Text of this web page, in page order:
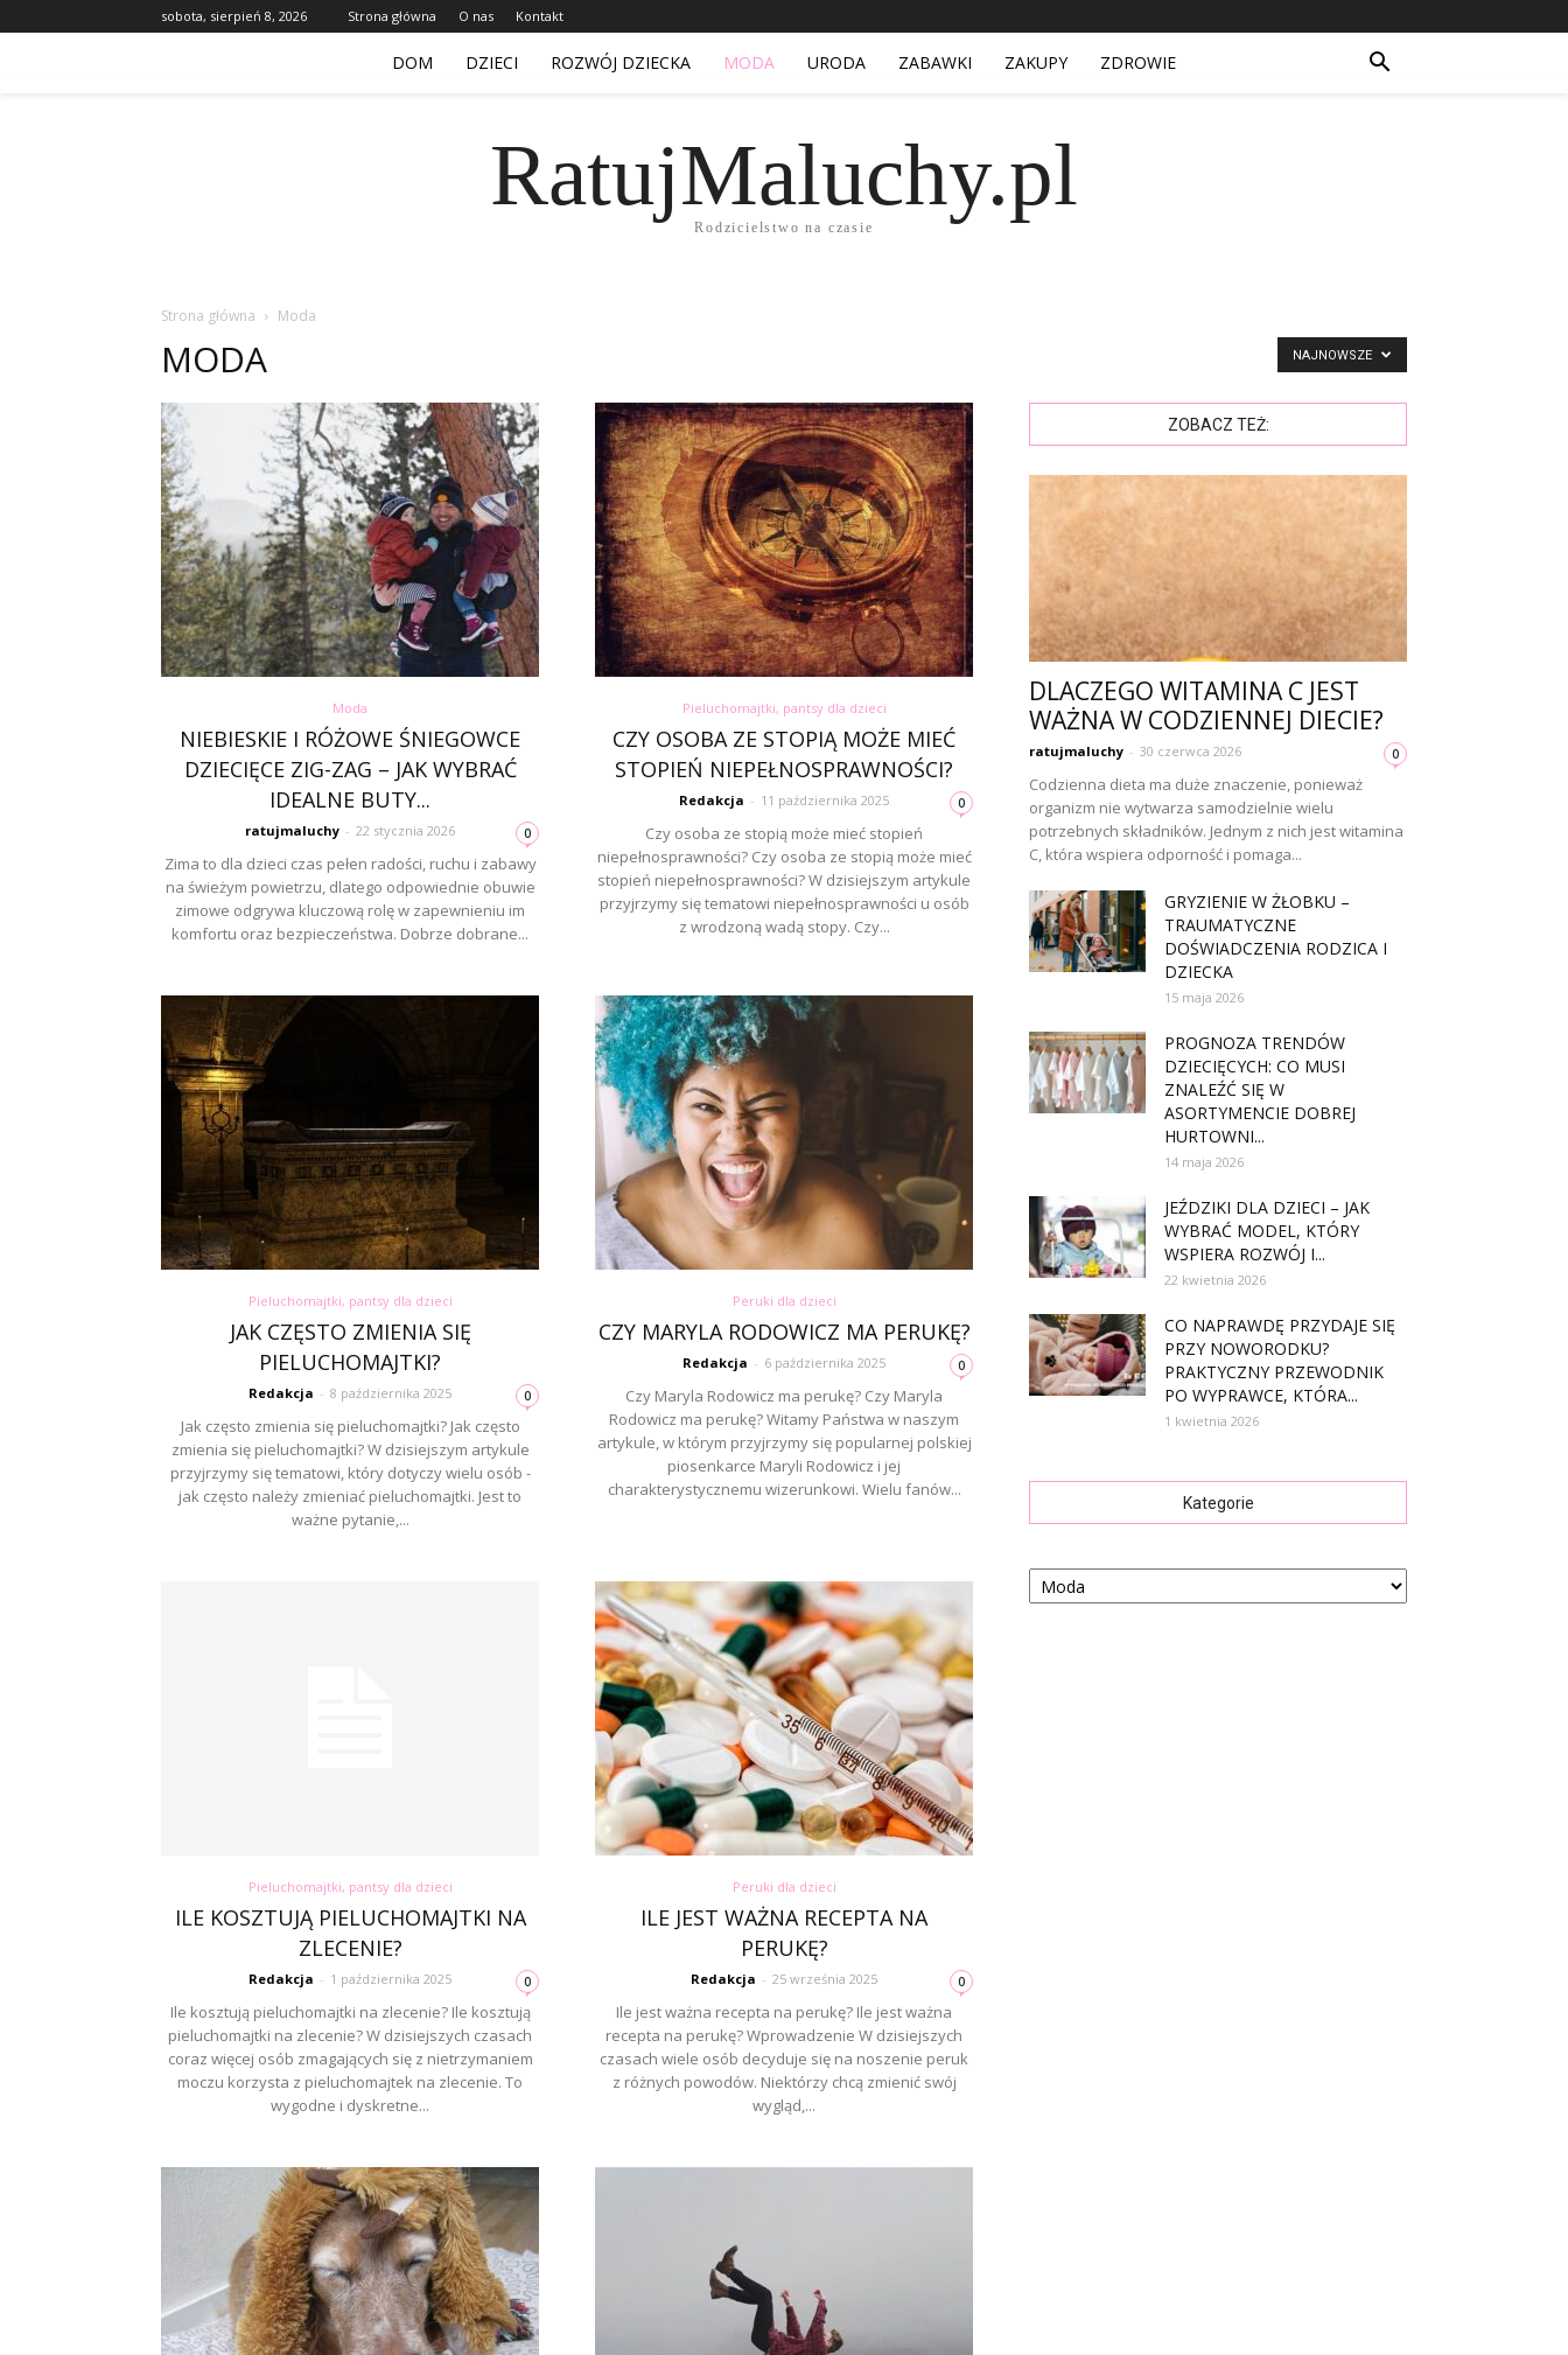
sobota, sierpień 8, 2026 Strona główna O nas Kontakt
DOM DZIECI ROZWÓJ DZIECKA MODA URODA ZABAWKI ZAKUPY ZDROWIE
RatujMaluchy.pl
Rodzicielstwo na czasie
Strona główna Moda
MODA NAJNOWSZE
Moda
NIEBIESKIE I RÓŻOWE ŚNIEGOWCE
DZIECIĘCE ZIG-ZAG – JAK WYBRAĆ
IDEALNE BUTY...
ratujmaluchy - 22 stycznia 2026 0
Zima to dla dzieci czas pełen radości, ruchu i zabawy
na świeżym powietrzu, dlatego odpowiednie obuwie
zimowe odgrywa kluczową rolę w zapewnieniu im
komfortu oraz bezpieczeństwa. Dobrze dobrane...
Pieluchomajtki, pantsy dla dzieci
CZY OSOBA ZE STOPIĄ MOŻE MIEĆ
STOPIEŃ NIEPEŁNOSPRAWNOŚCI?
Redakcja - 11 października 2025 0
Czy osoba ze stopią może mieć stopień
niepełnosprawności? Czy osoba ze stopią może mieć
stopień niepełnosprawności? W dzisiejszym artykule
przyjrzymy się tematowi niepełnosprawności u osób
z wrodzoną wadą stopy. Czy...
Pieluchomajtki, pantsy dla dzieci
JAK CZĘSTO ZMIENIA SIĘ
PIELUCHOMAJTKI?
Redakcja - 8 października 2025 0
Jak często zmienia się pieluchomajtki? Jak często
zmienia się pieluchomajtki? W dzisiejszym artykule
przyjrzymy się tematowi, który dotyczy wielu osób -
jak często należy zmieniać pieluchomajtki. Jest to
ważne pytanie,...
Peruki dla dzieci
CZY MARYLA RODOWICZ MA PERUKĘ?
Redakcja - 6 października 2025 0
Czy Maryla Rodowicz ma perukę? Czy Maryla
Rodowicz ma perukę? Witamy Państwa w naszym
artykule, w którym przyjrzymy się popularnej polskiej
piosenkarce Maryli Rodowicz i jej
charakterystycznemu wizerunkowi. Wielu fanów...
Pieluchomajtki, pantsy dla dzieci
ILE KOSZTUJĄ PIELUCHOMAJTKI NA
ZLECENIE?
Redakcja - 1 października 2025 0
Ile kosztują pieluchomajtki na zlecenie? Ile kosztują
pieluchomajtki na zlecenie? W dzisiejszych czasach
coraz więcej osób zmagających się z nietrzymaniem
moczu korzysta z pieluchomajtek na zlecenie. To
wygodne i dyskretne...
Peruki dla dzieci
ILE JEST WAŻNA RECEPTA NA
PERUKĘ?
Redakcja - 25 września 2025 0
Ile jest ważna recepta na perukę? Ile jest ważna
recepta na perukę? Wprowadzenie W dzisiejszych
czasach wiele osób decyduje się na noszenie peruk
z różnych powodów. Niektórzy chcą zmienić swój
wygląd,...
ZOBACZ TEŻ:
DLACZEGO WITAMINA C JEST
WAŻNA W CODZIENNEJ DIECIE?
ratujmaluchy - 30 czerwca 2026 0
Codzienna dieta ma duże znaczenie, ponieważ
organizm nie wytwarza samodzielnie wielu
potrzebnych składników. Jednym z nich jest witamina
C, która wspiera odporność i pomaga...
GRYZIENIE W ŻŁOBKU –
TRAUMATYCZNE
DOŚWIADCZENIA RODZICA I
DZIECKA
15 maja 2026
PROGNOZA TRENDÓW
DZIECIĘCYCH: CO MUSI
ZNALEŹĆ SIĘ W
ASORTYMENCIE DOBREJ
HURTOWNI...
14 maja 2026
JEŹDZIKI DLA DZIECI – JAK
WYBRAĆ MODEL, KTÓRY
WSPIERA ROZWÓJ I...
22 kwietnia 2026
CO NAPRAWDĘ PRZYDAJE SIĘ
PRZY NOWORODKU?
PRAKTYCZNY PRZEWODNIK
PO WYPRAWCE, KTÓRA...
1 kwietnia 2026
Kategorie
Kategorie